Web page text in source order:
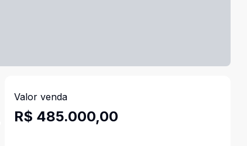
Valor venda
R$ 485.000,00